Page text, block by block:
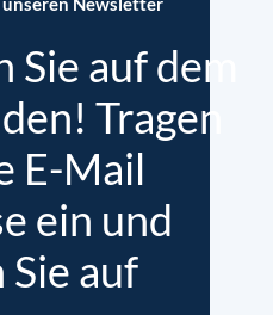
auf dem
Tragen
E-Mail
ein und
auf